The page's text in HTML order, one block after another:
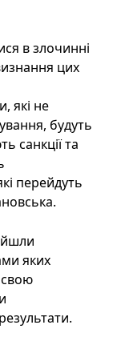
в злочинні
цих
які не
будуть
санкції та
перейдуть
яких